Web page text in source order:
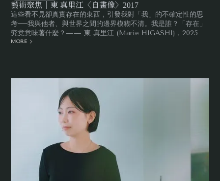
藝術聚焦｜東 真里江〈自畫像〉2017
這些看不見卻真實存在的東西，引發我對「我」的不確定性的思
考──我與他者、與世界之間的邊界模糊不清。我是誰？「存在」
究竟意味著什麼？—— 東 真里江 (Marie HIGASHI)，2025
MORE